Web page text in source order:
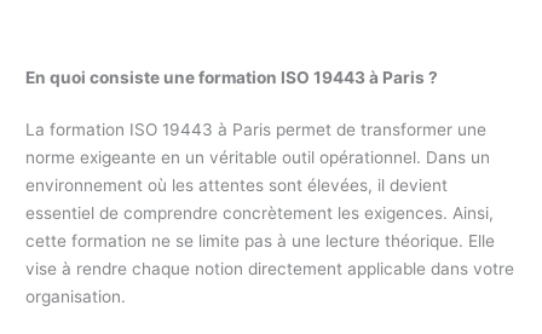
En quoi consiste une formation ISO 19443 à Paris ?
La formation ISO 19443 à Paris permet de transformer une
norme exigeante en un véritable outil opérationnel. Dans un
environnement où les attentes sont élevées, il devient
essentiel de comprendre concrètement les exigences. Ainsi,
cette formation ne se limite pas à une lecture théorique. Elle
vise à rendre chaque notion directement applicable dans votre
organisation.